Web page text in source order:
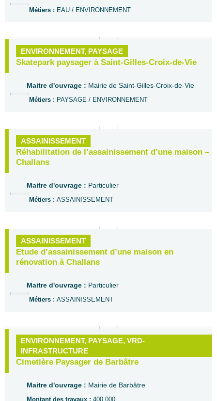
Métiers : EAU / ENVIRONNEMENT
ENVIRONNEMENT, PAYSAGE
Skatepark paysager à Saint-Gilles-Croix-de-Vie
Maitre d'ouvrage : Mairie de Saint-Gilles-Croix-de-Vie
Métiers : PAYSAGE / ENVIRONNEMENT
ASSAINISSEMENT
Réhabilitation de l’assainissement d’une maison –
Challans
Maitre d'ouvrage : Particulier
Métiers : ASSAINISSEMENT
ASSAINISSEMENT
Etude d’assainissement d’une maison en
rénovation à Challans
Maitre d'ouvrage : Particulier
Métiers : ASSAINISSEMENT
ENVIRONNEMENT, PAYSAGE, VRD-
INFRASTRUCTURE
Cimetière Paysager de Barbâtre
Maitre d'ouvrage : Mairie de Barbâtre
Montant des travaux : 400 000